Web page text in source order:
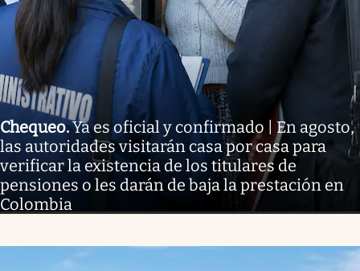
Chequeo.Ya es oficial y confirmado | En agosto,
las autoridades visitarán casa por casa para
verificar la existencia de los titulares de
pensiones o les darán de baja la prestación en
Colombia